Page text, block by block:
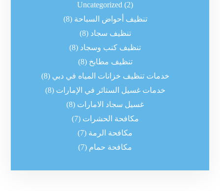
Uncategorized (2)
تنظيف أحواض السباحة (8)
تنظيف سجاد (8)
تنظيف كنب وسجاد (8)
تنظيف مطابخ (8)
خدمات تنظيف خزانات المياه في دبي (8)
خدمات غسيل الستائر في الإمارات (8)
غسيل سجاد الامارات (8)
مكافحة الحشرات (7)
مكافحة الرمة (7)
مكافحة حمام (7)